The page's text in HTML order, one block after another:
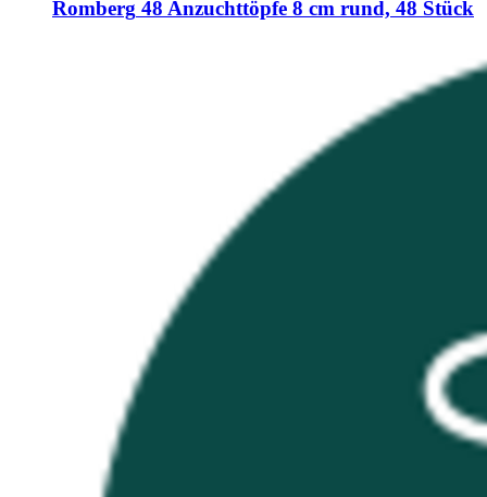
Romberg 48 Anzuchttöpfe 8 cm rund, 48 Stück